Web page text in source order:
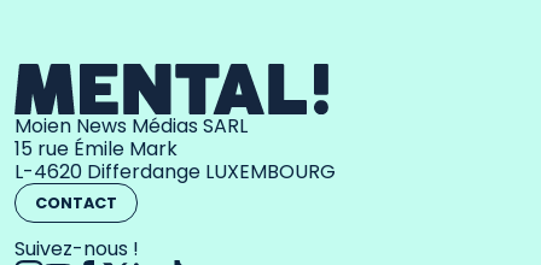
Moien News Médias SARL
15 rue Émile Mark
L-4620 Differdange LUXEMBOURG
CONTACT
Suivez-nous !